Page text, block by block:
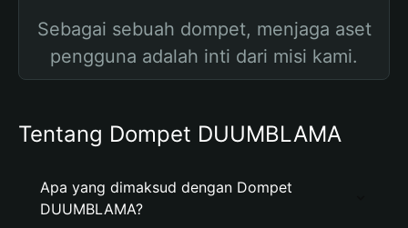
Sebagai sebuah dompet, menjaga aset
pengguna adalah inti dari misi kami.
Tentang Dompet DUUMBLAMA
Apa yang dimaksud dengan Dompet
DUUMBLAMA?